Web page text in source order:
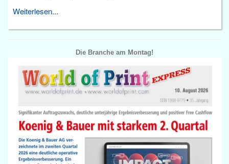
Weiterlesen...
Die Branche am Montag!